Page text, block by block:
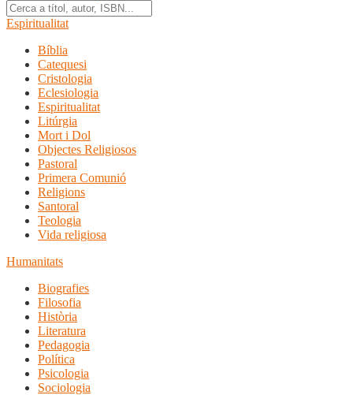
Espiritualitat
Bíblia
Catequesi
Cristologia
Eclesiologia
Espiritualitat
Litúrgia
Mort i Dol
Objectes Religiosos
Pastoral
Primera Comunió
Religions
Santoral
Teologia
Vida religiosa
Humanitats
Biografies
Filosofia
Història
Literatura
Pedagogia
Política
Psicologia
Sociologia